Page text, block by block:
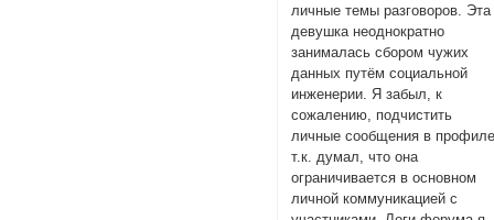
личные темы разговоров. Эта
девушка неоднократно
занималась сбором чужих
данных путём социальной
инженерии. Я забыл, к
сожалению, подчистить
личные сообщения в
т.к. думал, что она
ограничивается в основном
личной коммуникацией с